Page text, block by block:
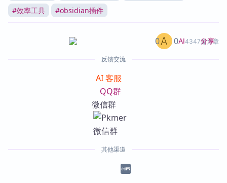
#效率工具 #obsidian插件
AI4347篇文章
0 0 分享
反馈交流
AI 客服
QQ群
微信群
其他渠道